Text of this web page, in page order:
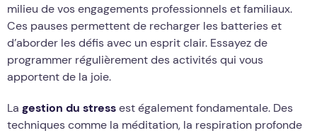
milieu de vos engagements professionnels et familiaux.
Ces pauses permettent de recharger les batteries et
d’aborder les défis avec un esprit clair. Essayez de
programmer régulièrement des activités qui vous
apportent de la joie.
La gestion du stressest également fondamentale. Des
techniques comme la méditation, la respiration profonde